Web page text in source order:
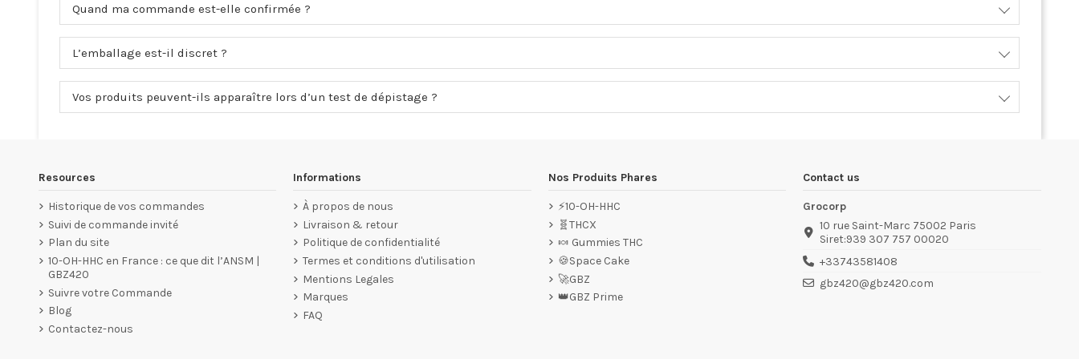
Quand ma commande est-elle confirmée ?
L’emballage est-il discret ?
Vos produits peuvent-ils apparaître lors d’un test de dépistage ?
Resources
Historique de vos commandes
Suivi de commande invité
Plan du site
10-OH-HHC en France : ce que dit l’ANSM |
GBZ420
Suivre votre Commande
Blog
Contactez-nous
Informations
À propos de nous
Livraison & retour
Politique de confidentialité
Termes et conditions d'utilisation
Mentions Legales
Marques
FAQ
Nos Produits Phares
⚡10-OH-HHC
🧬THCX
🍬 Gummies THC
🍪Space Cake
🚀GBZ
👑GBZ Prime
Contact us
Grocorp
10 rue Saint-Marc 75002 Paris
Siret:939 307 757 00020
+33743581408
gbz420@gbz420.com